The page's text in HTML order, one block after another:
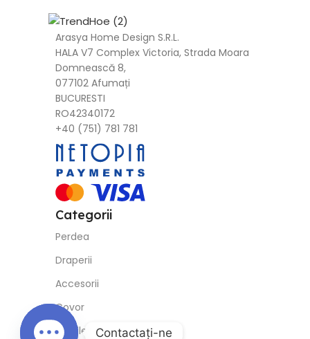
Perdea
Draperii
Accesorii
Covor
Textile
Perne Decorative
Contracte
Politica de Livrare
Politica de Retur
Termeni si Conditii
Social Media
TikTok
Contactaţi-ne